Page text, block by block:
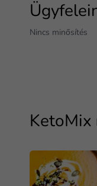
Nincs minősítés
KetoMix